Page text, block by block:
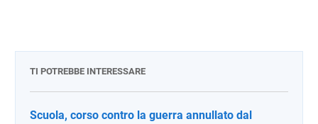
TI POTREBBE INTERESSARE
Scuola, corso contro la guerra annullato dal